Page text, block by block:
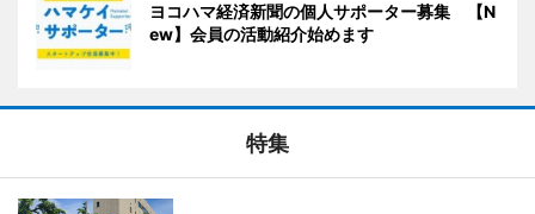
ヨコハマ経済新聞の個人サポーター募集 【N
ew】会員の活動紹介始めます
特集